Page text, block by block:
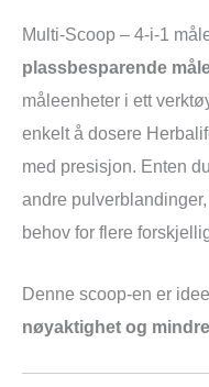
Multi-Scoop – 4-i-1
plassbesparende
måleenheter i ett
enkelt å dosere
med presisjon. Enten
andre
behov for flere
Denne scoop-en er
nøyaktighet og